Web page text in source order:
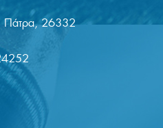
Πάτρα, 26332